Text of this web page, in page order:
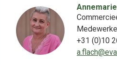
+31 (0)10